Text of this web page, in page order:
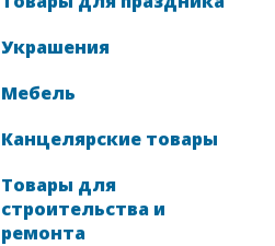
Украшения
Мебель
Канцелярские товары
Товары для
строительства и
ремонта